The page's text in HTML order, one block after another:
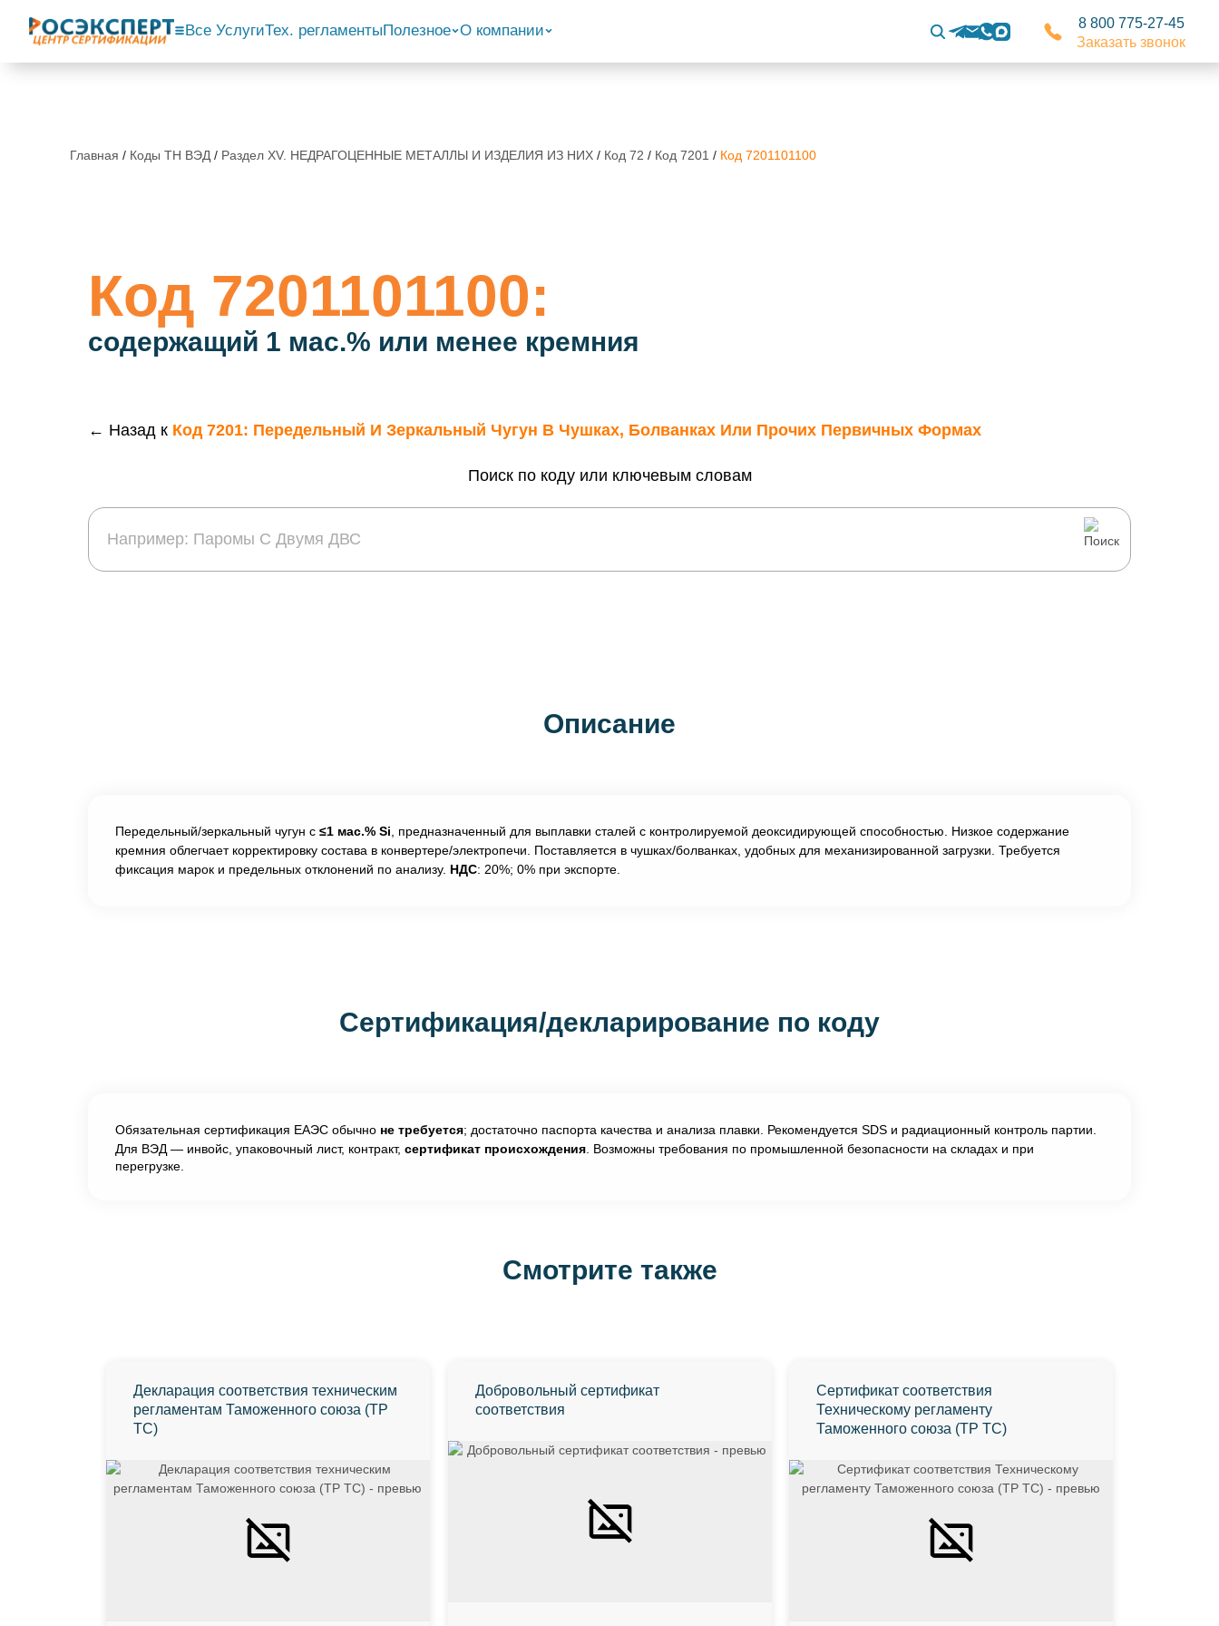
Все УслугиТех. регламенты Полезное О компании
8 800 775-27-45
Заказать звонок
Главная / Коды ТН ВЭД / Раздел XV. НЕДРАГОЦЕННЫЕ МЕТАЛЛЫ И ИЗДЕЛИЯ ИЗ НИХ / Код 72 / Код 7201 / Код 7201101100
Код 7201101100:
содержащий 1 мас.% или менее кремния
← Назад к Код 7201: Передельный И Зеркальный Чугун В Чушках, Болванках Или Прочих Первичных Формах
Поиск по коду или ключевым словам
Описание
Передельный/зеркальный чугун с ≤1 мас.% Si , предназначенный для выплавки сталей с контролируемой деоксидирующей способностью. Низкое содержание
кремния облегчает корректировку состава в конвертере/электропечи. Поставляется в чушках/болванках, удобных для механизированной загрузки. Требуется
фиксация марок и предельных отклонений по анализу. НДС: 20%; 0% при экспорте.
Сертификация/декларирование по коду
Обязательная сертификация ЕАЭС обычно не требуется; достаточно паспорта качества и анализа плавки. Рекомендуется SDS и радиационный контроль партии.
Для ВЭД — инвойс, упаковочный лист, контракт, сертификат происхождения . Возможны требования по промышленной безопасности на складах и при
перегрузке.
Смотрите также
Декларация соответствия техническим
регламентам Таможенного союза (ТР
ТС)
Добровольный сертификат
соответствия
Сертификат соответствия
Техническому регламенту
Таможенного союза (ТР ТС)